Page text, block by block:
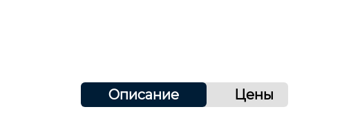
Описание Цены